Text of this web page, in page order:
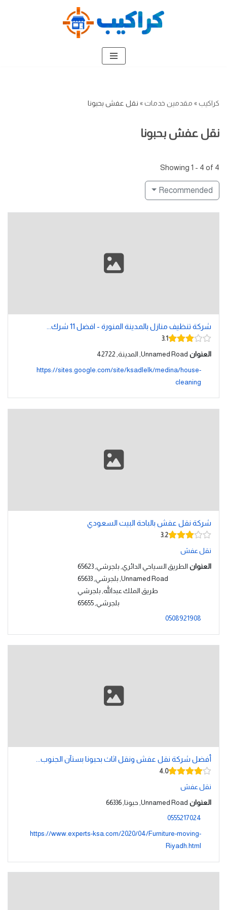
كراكيب» مقدمين خدمات» نقل عفش بحبونا
نقل عفش بحبونا
Showing 1 - 4 of 4
Recommended
شركة تنظيف منازل بالمدينة المنورة - افضل 11 شرك...
3.1
العنوان Unnamed Road, المدينة, 42722
https://sites.google.com/site/ksadlelk/medina/house-
cleaning
شركة نقل عفش بالباحة البيت السعودي
3.2
نقل عفش
العنوان الطريق السياحي الدائري, بلجرشي, 65623
Unnamed Road, بلجرشي, 65633
طريق الملك عبدالله, بلجرشي
بلجرشي, 65655
0508921908
أفضل شركة نقل عفش ونقل اثاث بحبونا بستآن الجنوب...
4.0
نقل عفش
العنوان Unnamed Road, حبونا, 66336
0555217024
https://www.experts-ksa.com/2020/04/Furniture-moving-
Riyadh.html